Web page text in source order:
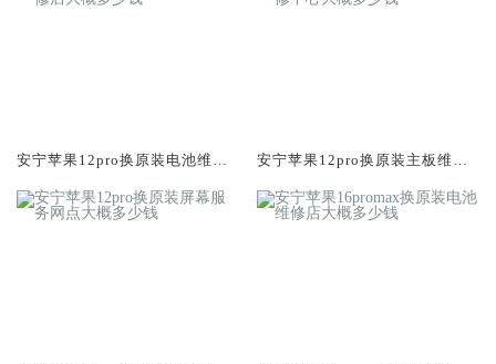
安宁苹果12pro换原装电池维修
安宁苹果12pro换原装主板维修